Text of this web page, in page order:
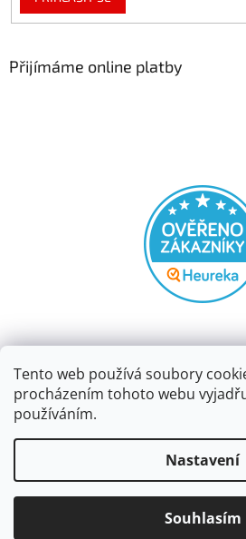
Tento web používá soubory
procházením tohoto webu
používáním.
Nastavení
Souhlasím
Přijímáme online platby
vyhrazena.